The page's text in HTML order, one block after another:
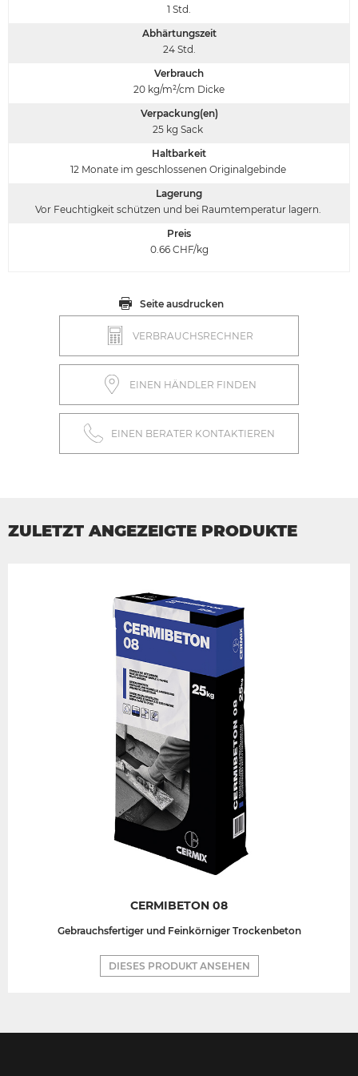
1 Std.
Abhärtungszeit
24 Std.
Verbrauch
20 kg/m²/cm Dicke
Verpackung(en)
25 kg Sack
Haltbarkeit
12 Monate im geschlossenen Originalgebinde
Lagerung
Vor Feuchtigkeit schützen und bei Raumtemperatur lagern.
Preis
0.66 CHF/kg
Seite ausdrucken
VERBRAUCHSRECHNER
EINEN HÄNDLER FINDEN
EINEN BERATER KONTAKTIEREN
ZULETZT ANGEZEIGTE PRODUKTE
CERMIBETON 08
Gebrauchsfertiger und Feinkörniger Trockenbeton
DIESES PRODUKT ANSEHEN